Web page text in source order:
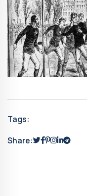
Tags:
Share: